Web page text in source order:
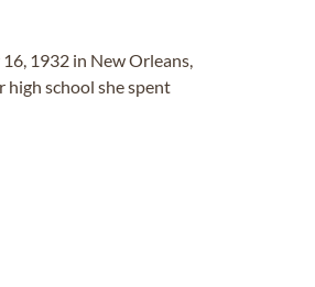
1932 in New Orleans,
high school she spent